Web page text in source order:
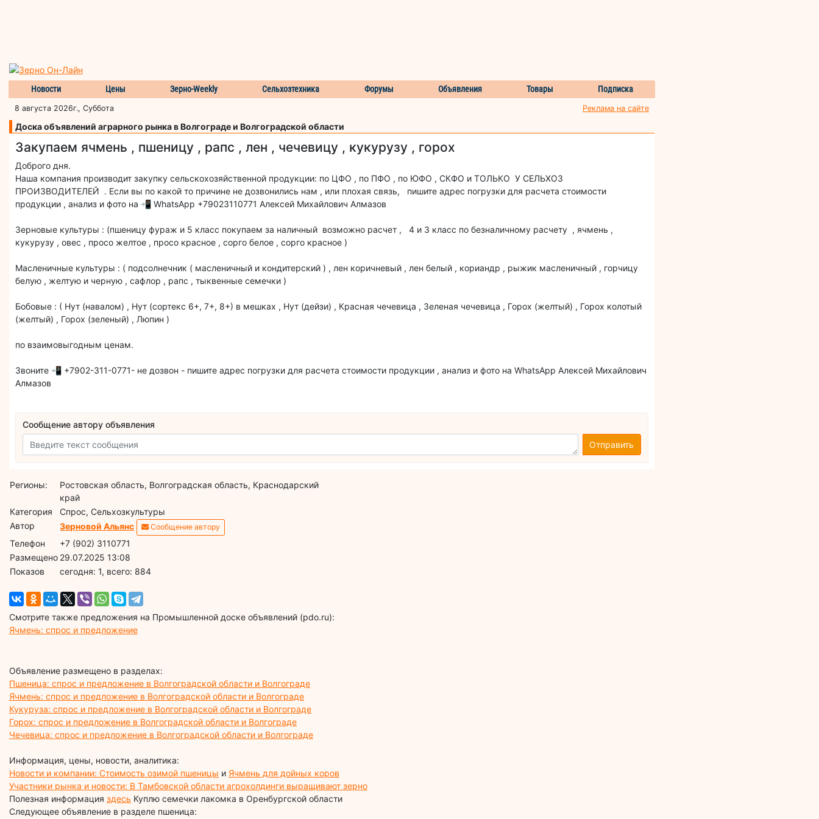
Новости Цены Зерно-Weekly Сельхозтехника Форумы Объявления Товары Подписка
8 августа 2026г., Суббота Реклама на сайте
Доска объявлений аграрного рынка в Волгограде и Волгоградской области
Закупаем ячмень , пшеницу , рапс , лен , чечевицу , кукурузу , горох
Доброго дня.
Наша компания производит закупку сельскохозяйственной продукции: по ЦФО , по ПФО , по ЮФО , СКФО и ТОЛЬКО У СЕЛЬХОЗ
ПРОИЗВОДИТЕЛЕЙ . Если вы по какой то причине не дозвонились нам , или плохая связь, пишите адрес погрузки для расчета стоимости
продукции , анализ и фото на 📲 WhatsApp +79023110771 Алексей Михайлович Алмазов
Зерновые культуры : (пшеницу фураж и 5 класс покупаем за наличный возможно расчет , 4 и 3 класс по безналичному расчету , ячмень ,
кукурузу , овес , просо желтое , просо красное , сорго белое , сорго красное )
Масленичные культуры : ( подсолнечник ( масленичный и кондитерский ) , лен коричневый , лен белый , кориандр , рыжик масленичный , горчицу
белую , желтую и черную , сафлор , рапс , тыквенные семечки )
Бобовые : ( Нут (навалом) , Нут (сортекс 6+, 7+, 8+) в мешках , Нут (дейзи) , Красная чечевица , Зеленая чечевица , Горох (желтый) , Горох колотый
(желтый) , Горох (зеленый) , Люпин )
по взаимовыгодным ценам.
Звоните 📲 +7902-311-0771- не дозвон - пишите адрес погрузки для расчета стоимости продукции , анализ и фото на WhatsApp Алексей Михайлович
Алмазов
Сообщение автору объявления
Отправить
Регионы:
Ростовская область, Волгоградская область, Краснодарский
край
Категория
Спрос, Сельхозкультуры
Автор
Зерновой Альянс Сообщение автору
Телефон
+7 (902) 3110771
Размещено 29.07.2025 13:08
Показов
cегодня: 1, всего: 884
Смотрите также предложения на Промышленной доске объявлений (pdo.ru):
Ячмень: спрос и предложение
Объявление размещено в разделах:
Пшеница: спрос и предложение в Волгоградской области и Волгограде
Ячмень: спрос и предложение в Волгоградской области и Волгограде
Кукуруза: спрос и предложение в Волгоградской области и Волгограде
Горох: спрос и предложение в Волгоградской области и Волгограде
Чечевица: спрос и предложение в Волгоградской области и Волгограде
Информация, цены, новости, аналитика:
Новости и компании: Стоимость озимой пшеницы и Ячмень для дойных коров
Участники рынка и новости: В Тамбовской области агрохолдинги выращивают зерно
Полезная информация здесь Куплю семечки лакомка в Оренбургской области
Следующее объявление в разделе пшеница: